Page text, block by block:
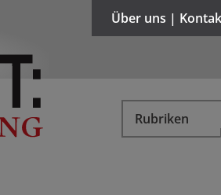
Über uns |
Rubriken